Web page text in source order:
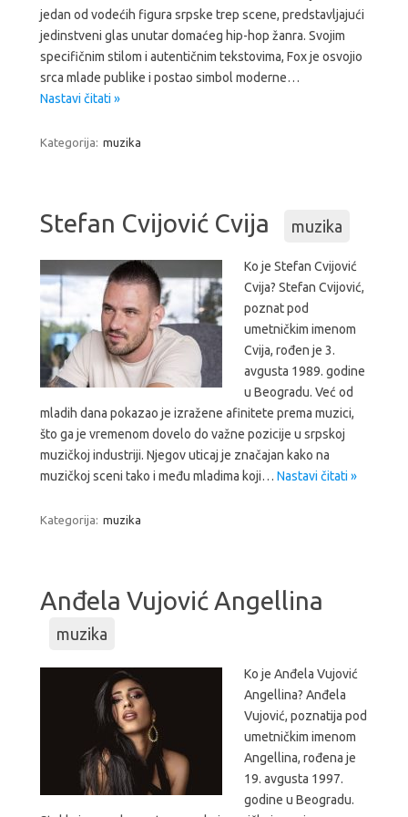
jedan od vodećih figura srpske trep scene, predstavljajući
jedinstveni glas unutar domaćeg hip-hop žanra. Svojim
specifičnim stilom i autentičnim tekstovima, Fox je osvojio
srca mlade publike i postao simbol moderne…
Nastavi čitati »
Kategorija: muzika
Stefan Cvijović Cvija muzika
Ko je Stefan Cvijović
Cvija? Stefan Cvijović,
poznat pod
umetničkim imenom
Cvija, rođen je 3.
avgusta 1989. godine
u Beogradu. Već od
mladih dana pokazao je izražene afinitete prema muzici,
što ga je vremenom dovelo do važne pozicije u srpskoj
muzičkoj industriji. Njegov uticaj je značajan kako na
muzičkoj sceni tako i među mladima koji… Nastavi čitati »
Kategorija: muzika
Anđela Vujović Angellina
muzika
Ko je Anđela Vujović
Angellina? Anđela
Vujović, poznatija pod
umetničkim imenom
Angellina, rođena je
19. avgusta 1997.
godine u Beogradu.